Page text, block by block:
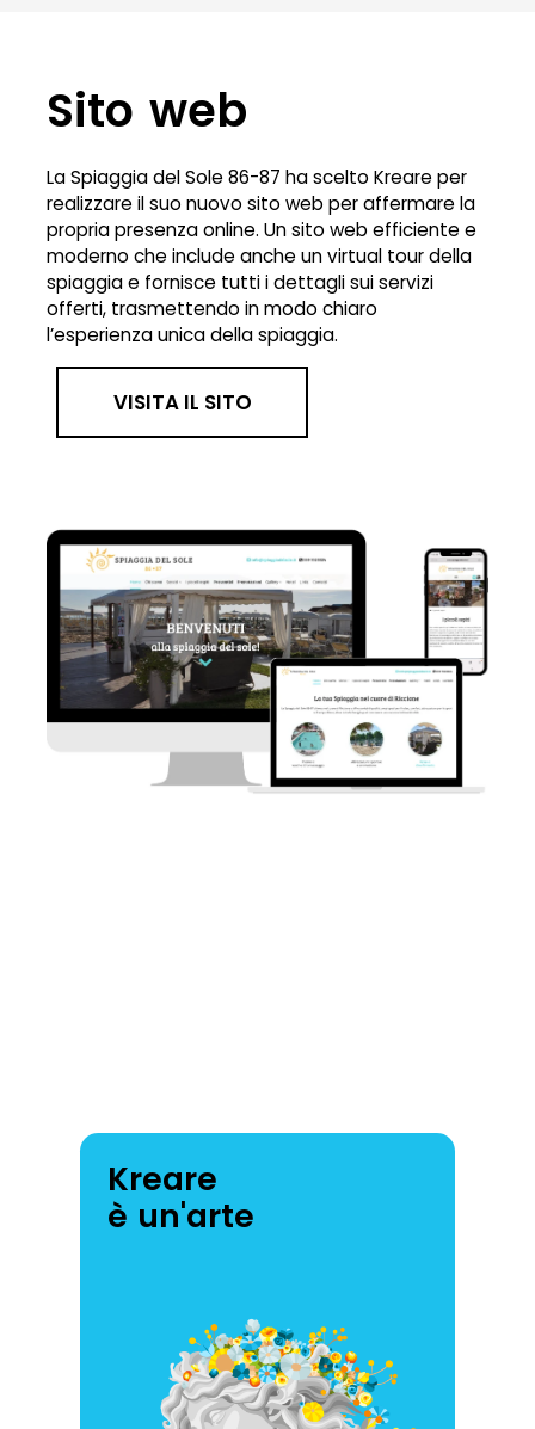
Sito web
La Spiaggia del Sole 86-87 ha scelto Kreare per
realizzare il suo nuovo sito web per affermare la
propria presenza online. Un sito web efficiente e
moderno che include anche un virtual tour della
spiaggia e fornisce tutti i dettagli sui servizi
offerti, trasmettendo in modo chiaro
l’esperienza unica della spiaggia.
VISITA IL SITO
Kreare
è un'arte